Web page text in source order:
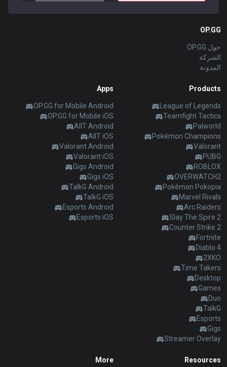
OP.GG
حول OP.GG
الشركة
المدونة
Products
League of Legends
Teamfight Tactics
Palworld
Pokémon Champions
Valorant
PUBG
ROBLOX
OVERWATCH2
Pokémon Pokopia
Marvel Rivals
Arc Raiders
Slay The Spire 2
Counter Strike 2
Fortnite
Diablo 4
2XKO
Time Takers
Desktop
Games
Duo
TalkG
Esports
Gigs
Streamer Overlay
Apps
OP.GG for Mobile Android
OP.GG for Mobile iOS
AllT Android
AllT iOS
Valorant Android
Valorant iOS
Gigs Android
Gigs iOS
TalkG Android
TalkG iOS
Esports Android
Esports iOS
Resources
More
Gigs
OP.GG for Mobile
AllT
Valorant
Gigs
TalkG
Esports
Norsk
magyar
suomi
Türkçe
limba română
português
简体中文
繁體中文
српски језик
italiano
ไทย